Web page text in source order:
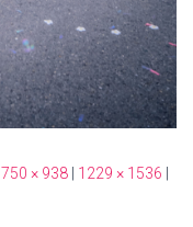
750 × 938 | 1229 × 1536 |